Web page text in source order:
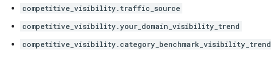
competitive_visibility.traffic_source
competitive_visibility.your_domain_visibility_trend
competitive_visibility.category_benchmark_visibility_trend